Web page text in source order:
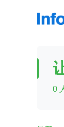
前端
查看
0